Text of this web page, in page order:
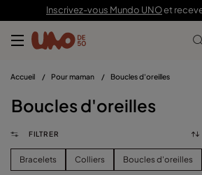
Inscrivez-vous Mundo UNOet
Accueil / Pour maman / Boucles d'oreilles
Boucles d'oreilles
FILTRER
Bracelets Colliers Boucles d'oreilles